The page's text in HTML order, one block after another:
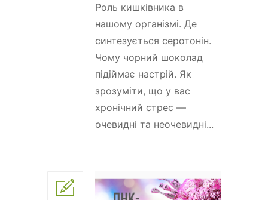
Роль кишківника в
нашому організмі. Де
синтезується серотонін.
Чому чорний шоколад
підіймає настрій. Як
зрозуміти, що у вас
хронічний стрес —
очевидні та неочевидні...